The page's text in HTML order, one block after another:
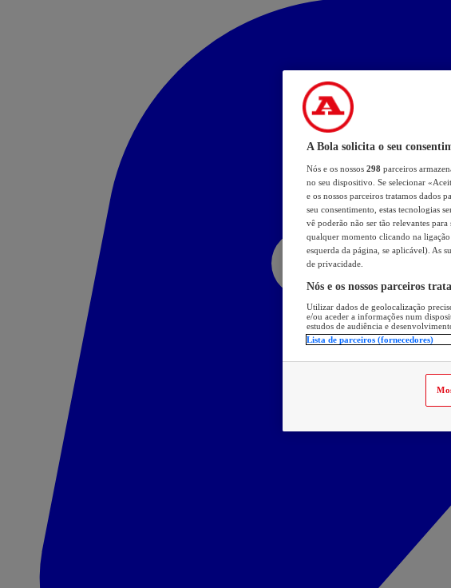
A Bola solicita o seu
Nós e os nossos 298 parceiros
no seu dispositivo. Se selecionar
e os nossos parceiros tratamos dados
seu consentimento, estas tecnologias
vê poderão não ser tão relevantes
qualquer momento clicando na
esquerda da página, se aplicável). As
de privacidade.
Nós e os nossos parceiros
Utilizar dados de geolocalização
e/ou aceder a informações num
estudos de audiência e
Lista de parceiros (fornecedores)